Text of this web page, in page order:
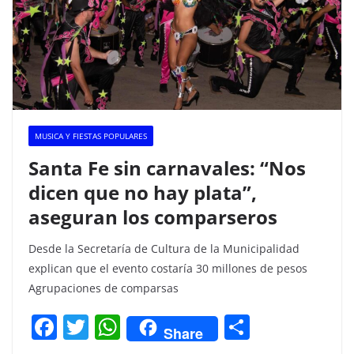
MUSICA Y FIESTAS POPULARES
Santa Fe sin carnavales: “Nos
dicen que no hay plata”,
aseguran los comparseros
Desde la Secretaría de Cultura de la Municipalidad
explican que el evento costaría 30 millones de pesos
Agrupaciones de comparsas
F T W Share